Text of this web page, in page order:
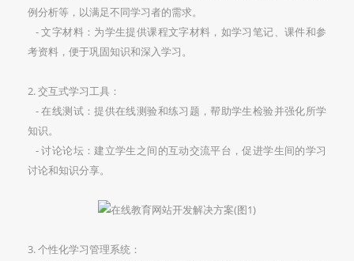
例分析等，以满足不同学习者的需求。
- 文字材料：为学生提供课程文字材料，如学习笔记、课件和参
考资料，便于巩固知识和深入学习。
2. 交互式学习工具：
- 在线测试：提供在线测验和练习题，帮助学生检验并强化所学
知识。
- 讨论论坛：建立学生之间的互动交流平台，促进学生间的学习
讨论和知识分享。
3. 个性化学习管理系统：